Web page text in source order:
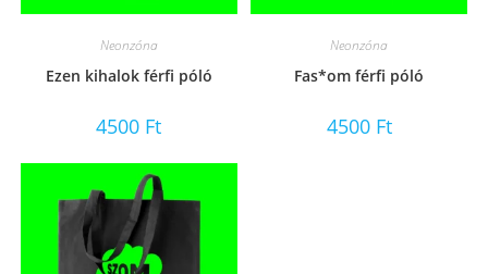
Neonzóna
Ezen kihalok férfi póló
4500 Ft
Neonzóna
Fas*om férfi póló
4500 Ft